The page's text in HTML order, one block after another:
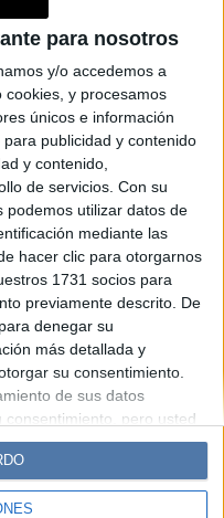
para nosotros
y/o accedemos a
cookies, y procesamos
únicos e información
publicidad y contenido
y contenido,
de servicios. Con su
podemos utilizar datos de
mediante las
hacer clic para otorgarnos
1731 socios para
previamente descrito. De
denegar su
más detallada y
su consentimiento.
de sus datos
pero usted
Sus
sitio web. Puede cambiar
en cualquier
clic en el botón
los
trae el
Noticias
Fortuna
Supercampo